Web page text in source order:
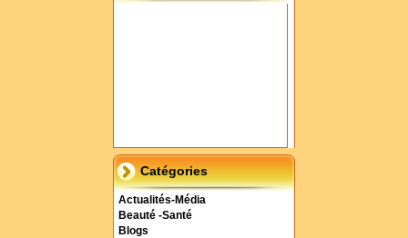
Catégories
Actualités-Média
Beauté -Santé
Blogs